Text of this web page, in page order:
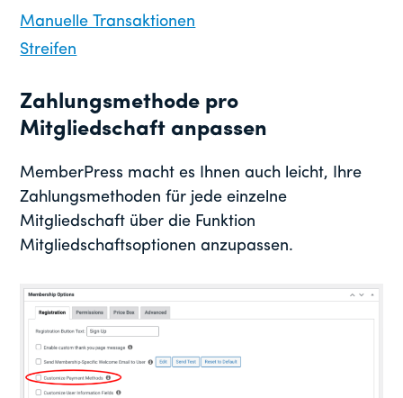
Manuelle Transaktionen
Streifen
Zahlungsmethode pro
Mitgliedschaft anpassen
MemberPress macht es Ihnen auch leicht, Ihre
Zahlungsmethoden für jede einzelne
Mitgliedschaft über die Funktion
Mitgliedschaftsoptionen anzupassen.